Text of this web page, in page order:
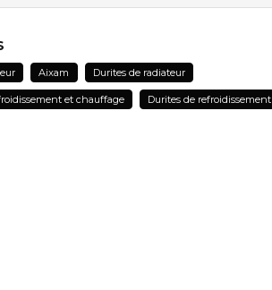
sujet de ce produit...
Aixam Durites de radiateur
et chauffage Durites de refroidissement